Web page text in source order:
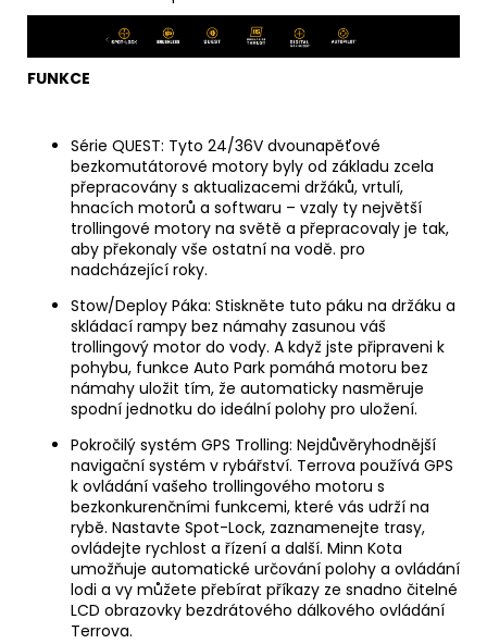
FUNKCE
Série QUEST: Tyto 24/36V dvounapěťové
bezkomutátorové motory byly od základu zcela
přepracovány s aktualizacemi držáků, vrtulí,
hnacích motorů a softwaru – vzaly ty největší
trollingové motory na světě a přepracovaly je tak,
aby překonaly vše ostatní na vodě. pro
nadcházející roky.
Stow/Deploy Páka: Stiskněte tuto páku na držáku a
skládací rampy bez námahy zasunou váš
trollingový motor do vody. A když jste připraveni k
pohybu, funkce Auto Park pomáhá motoru bez
námahy uložit tím, že automaticky nasměruje
spodní jednotku do ideální polohy pro uložení.
Pokročilý systém GPS Trolling: Nejdůvěryhodnější
navigační systém v rybářství. Terrova používá GPS
k ovládání vašeho trollingového motoru s
bezkonkurenčními funkcemi, které vás udrží na
rybě. Nastavte Spot-Lock, zaznamenejte trasy,
ovládejte rychlost a řízení a další. Minn Kota
umožňuje automatické určování polohy a ovládání
lodi a vy můžete přebírat příkazy ze snadno čitelné
LCD obrazovky bezdrátového dálkového ovládání
Terrova.